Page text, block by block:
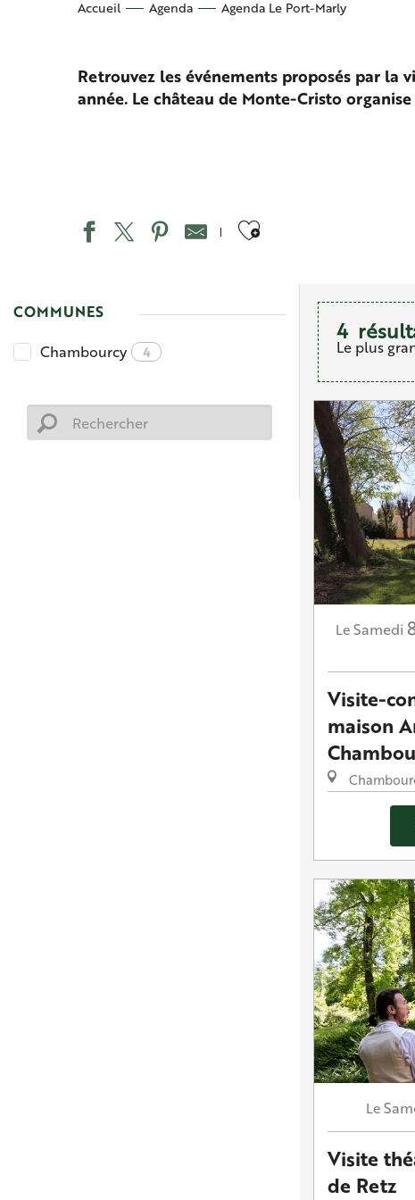
Accueil Agenda Agenda Le Port-Marly
Retrouvez les événements proposés par
année. Le château de Monte-Cristo
Ajouter aux
COMMUNES
Chambourcy
4
4
Le plus
LeSamedi
Visite-
maison
Le
Visite
de Retz